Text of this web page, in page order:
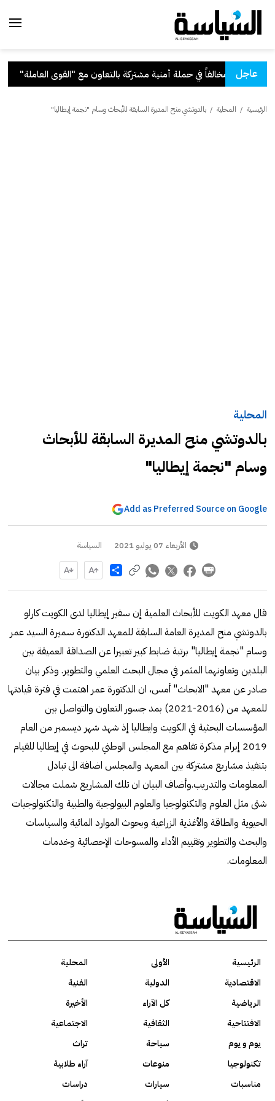
عاجلمع "القوى العاملة"
الرئيسية / المحلية / بالدوتشي منح المديرة السابقة للأبحاث وسام "نجمة إيطاليا"
المحلية
بالدوتشي منح المديرة السابقة للأبحاث
وسام "نجمة إيطاليا"
Add as Preferred Source on Google
الأربعاء 07 يوليو 2021 السياسة
Share
قال معهد الكويت للأبحاث العلمية إن سفير إيطاليا لدى الكويت كارلو
بالدوتشي منح المديرة العامة السابقة للمعهد الدكتورة سميرة السيد عمر
وسام "نجمة إيطاليا" برتبة ضابط كبير تعبيرا عن الصداقة العميقة بين
البلدين وتعاونهما المثمر في مجال البحث العلمي والتطوير. وذكر بيان
صادر عن معهد "الابحاث" أمس، ان الدكتورة عمر اهتمت في فترة قيادتها
للمعهد من (2016-2021) بمد جسور التعاون والتواصل بين
المؤسسات البحثية في الكويت وايطاليا إذ شهد شهر ديسمبر من العام
2019 إبرام مذكرة تفاهم مع المجلس الوطني للبحوث في إيطاليا للقيام
بتنفيذ مشاريع مشتركة بين المعهد والمجلس اضافة الى تبادل
المعلومات والتدريب.وأضاف البيان ان تلك المشاريع شملت مجالات
شتى مثل العلوم والتكنولوجيا والعلوم البيولوجية والطبية والتكنولوجيات
الحيوية والطاقة والأغذية الزراعية وبحوث الموارد المائية والسياسات
والبحث والتطوير وتقييم الأداء والمسوحات الإحصائية وخدمات
المعلومات.
الرئيسية الأولى
المحلية
الاقتصادية
الدولية
الفنية
الرياضية
كل الآراء
الأخيرة
الافتتاحية
الثقافية
الاجتماعية
يوم و يوم
سياحة
تراث
تكنولوجيا
منوعات
آراء طلابية
مناسبات
سيارات
دراسات